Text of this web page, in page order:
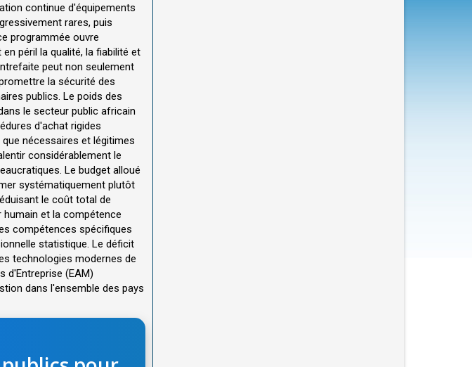
continue d'équipements
rares, puis
programmée ouvre
péril la qualité, la fiabilité et
peut non seulement
la sécurité des
publics. Le poids des
le secteur public africain
d'achat rigides
nécessaires et légitimes
considérablement le
Le budget alloué
systématiquement plutôt
le coût total de
et la compétence
compétences spécifiques
statistique. Le déficit
technologies modernes de
d'Entreprise (EAM)
dans l'ensemble des pays